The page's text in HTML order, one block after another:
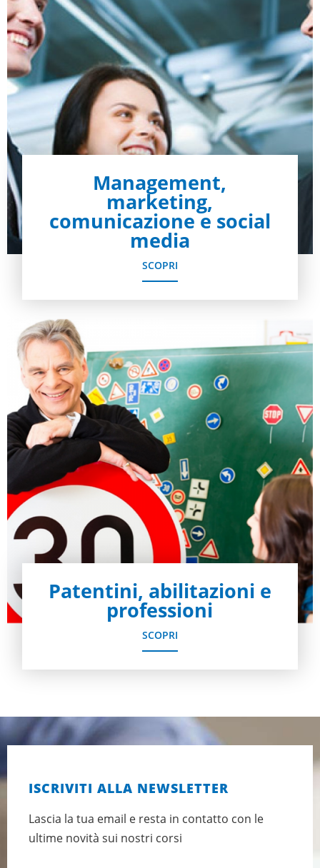
Management,
marketing,
comunicazione e social
media
SCOPRI
Patentini, abilitazioni e
professioni
SCOPRI
ISCRIVITI ALLA NEWSLETTER
Lascia la tua email e resta in contatto con le
ultime novità sui nostri corsi